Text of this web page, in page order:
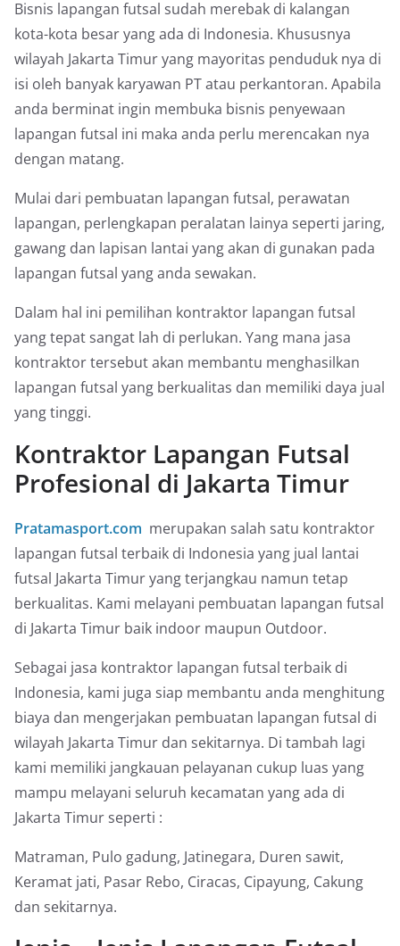
Bisnis lapangan futsal sudah merebak di kalangan
kota-kota besar yang ada di Indonesia. Khususnya
wilayah Jakarta Timur yang mayoritas penduduk nya di
isi oleh banyak karyawan PT atau perkantoran. Apabila
anda berminat ingin membuka bisnis penyewaan
lapangan futsal ini maka anda perlu merencakan nya
dengan matang.
Mulai dari pembuatan lapangan futsal, perawatan
lapangan, perlengkapan peralatan lainya seperti jaring,
gawang dan lapisan lantai yang akan di gunakan pada
lapangan futsal yang anda sewakan.
Dalam hal ini pemilihan kontraktor lapangan futsal
yang tepat sangat lah di perlukan. Yang mana jasa
kontraktor tersebut akan membantu menghasilkan
lapangan futsal yang berkualitas dan memiliki daya jual
yang tinggi.
Kontraktor Lapangan Futsal
Profesional di Jakarta Timur
Pratamasport.com merupakan salah satu kontraktor
lapangan futsal terbaik di Indonesia yang jual lantai
futsal Jakarta Timur yang terjangkau namun tetap
berkualitas. Kami melayani pembuatan lapangan futsal
di Jakarta Timur baik indoor maupun Outdoor.
Sebagai jasa kontraktor lapangan futsal terbaik di
Indonesia, kami juga siap membantu anda menghitung
biaya dan mengerjakan pembuatan lapangan futsal di
wilayah Jakarta Timur dan sekitarnya. Di tambah lagi
kami memiliki jangkauan pelayanan cukup luas yang
mampu melayani seluruh kecamatan yang ada di
Jakarta Timur seperti :
Matraman, Pulo gadung, Jatinegara, Duren sawit,
Keramat jati, Pasar Rebo, Ciracas, Cipayung, Cakung
dan sekitarnya.